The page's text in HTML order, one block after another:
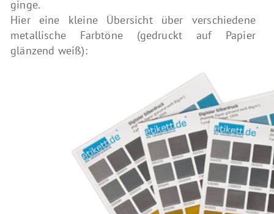
ginge.
Hier eine kleine Übersicht über verschiedene
metallische Farbtöne (gedruckt auf Papier
glänzend weiß):